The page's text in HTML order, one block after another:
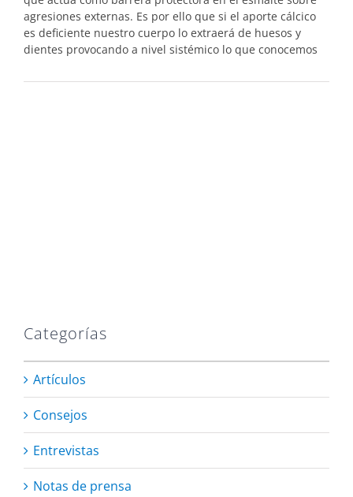
agresiones externas. Es por ello que si el aporte cálcico
es deficiente nuestro cuerpo lo extraerá de huesos y
dientes provocando a nivel sistémico lo que conocemos
Categorías
Artículos
Consejos
Entrevistas
Notas de prensa